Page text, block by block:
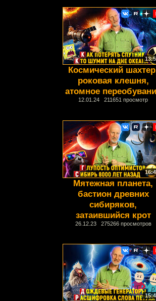
Космический
роковая клешня,
атомное
12.01.24 211651 просмотр
Мятежная планета,
бастион древних
сибиряков,
затаившийся крот
26.12.23 275266 просмотров